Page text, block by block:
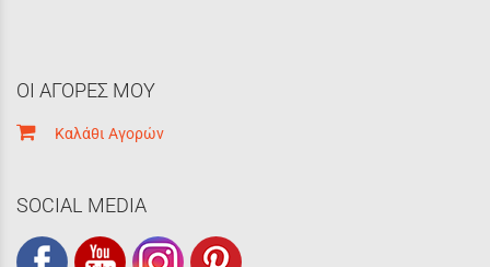
ΟΙ ΑΓΟΡΕΣ ΜΟΥ
Καλάθι Αγορών
SOCIAL MEDIA